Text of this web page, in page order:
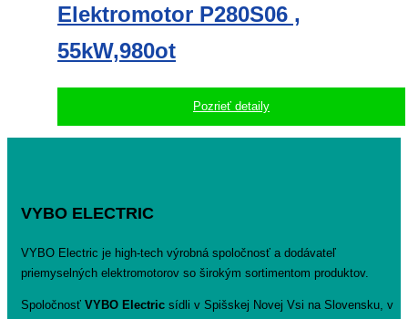
Elektromotor P280S06 ,
55kW,980ot
Pozrieť detaily
VYBO ELECTRIC
VYBO Electric je high-tech výrobná spoločnosť a dodávateľ
priemyselných elektromotorov so širokým sortimentom produktov.
Spoločnosť VYBO Electric sídli v Spišskej Novej Vsi na Slovensku, v